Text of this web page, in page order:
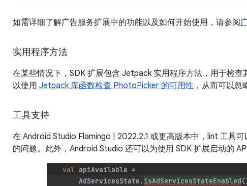
如需详细了解广告服务扩展中的功能以及如何开始使用，请参阅
实用程序方法
在某些情况下，SDK 扩展包含 Jetpack 实用程序方法，用于检
以使用 Jetpack 库函数检查 PhotoPicker 的可用性 ，从而可以忽
工具支持
在 Android Studio Flamingo | 2022.2.1 或更高版本中，lint 工具
的问题。此外，Android Studio 还可以为使用 SDK 扩展启动的